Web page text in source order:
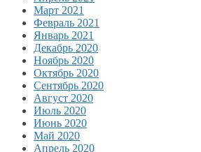
Март 2021
Февраль 2021
Январь 2021
Декабрь 2020
Ноябрь 2020
Октябрь 2020
Сентябрь 2020
Август 2020
Июль 2020
Июнь 2020
Май 2020
Апрель 2020